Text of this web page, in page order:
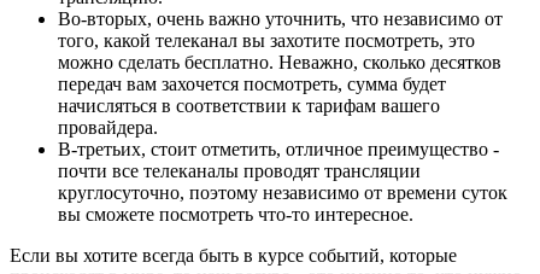
Во-вторых, очень важно уточнить, что независимо от
того, какой телеканал вы захотите посмотреть, это
можно сделать бесплатно. Неважно, сколько десятков
передач вам захочется посмотреть, сумма будет
начисляться в соответствии к тарифам вашего
провайдера.
В-третьих, стоит отметить, отличное преимущество -
почти все телеканалы проводят трансляции
круглосуточно, поэтому независимо от времени суток
вы сможете посмотреть что-то интересное.
Если вы хотите всегда быть в курсе событий, которые